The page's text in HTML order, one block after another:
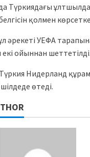
Түркиядағы
қолмен
әрекеті УЕФА
ойыннан шеттетілді.
Нидерланд
өтеді.